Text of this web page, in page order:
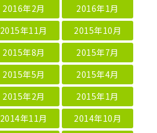
2016年2月
2016年1月
2015年11月
2015年10月
2015年8月
2015年7月
2015年5月
2015年4月
2015年2月
2015年1月
2014年11月
2014年10月